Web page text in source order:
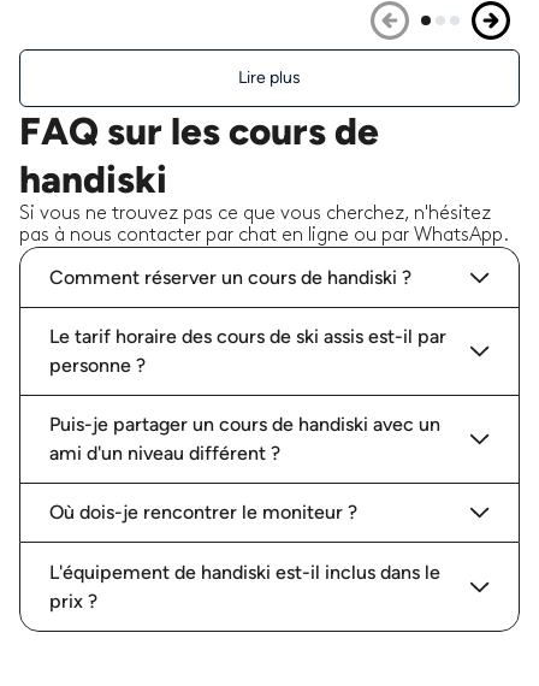
Lire plus
FAQ sur les cours de
handiski
Si vous ne trouvez pas ce que vous cherchez, n'hésitez
pas à nous contacter par chat en ligne ou par WhatsApp.
Comment réserver un cours de handiski ?
Le tarif horaire des cours de ski assis est-il par
personne ?
Puis-je partager un cours de handiski avec un
ami d'un niveau différent ?
Où dois-je rencontrer le moniteur ?
L'équipement de handiski est-il inclus dans le
prix ?